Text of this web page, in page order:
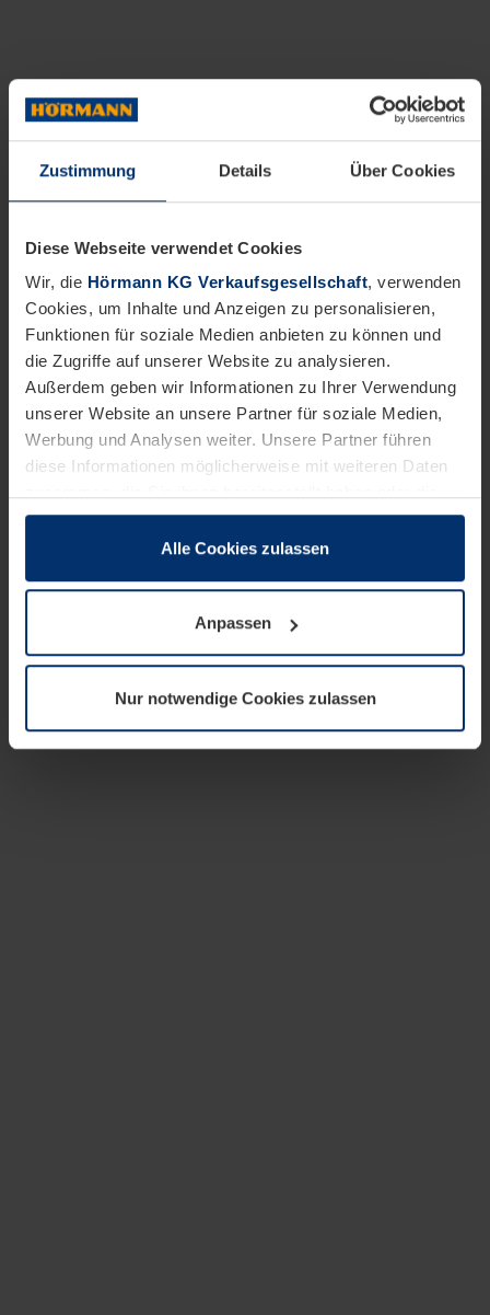
Zustimmung Details Über Cookies
Diese Webseite verwendet Cookies
Wir, die Hörmann KG Verkaufsgesellschaft, verwenden
Cookies, um Inhalte und Anzeigen zu personalisieren,
Funktionen für soziale Medien anbieten zu können und
die Zugriffe auf unserer Website zu analysieren.
Außerdem geben wir Informationen zu Ihrer Verwendung
unserer Website an unsere Partner für soziale Medien,
Werbung und Analysen weiter. Unsere Partner führen
diese Informationen möglicherweise mit weiteren Daten
sie im Rahmen Ihrer Nutzung der Dienste gesammelt
wenn diese für den Betrieb dieser Seite unbedingt
notwendig sind. Für alle anderen Cookie-Typen benötigen
wir Ihre Erlaubnis. Ihre Einwilligung können Sie jederzeit
Datenschutzerklärungunserer Website ändern oder
widerrufen.
Alle Cookies zulassen
Anpassen
Nur notwendige Cookies zulassen